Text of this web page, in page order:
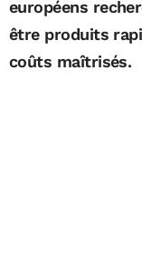
européens
être produits
coûts maîtrisés.